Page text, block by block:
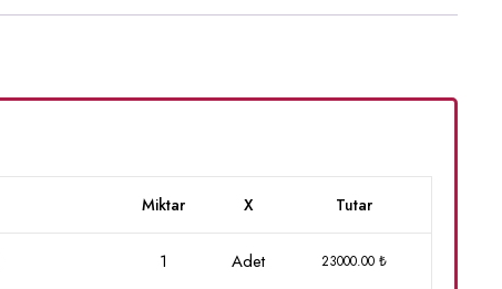
Miktar X Tutar
1 Adet 23000.00 ₺